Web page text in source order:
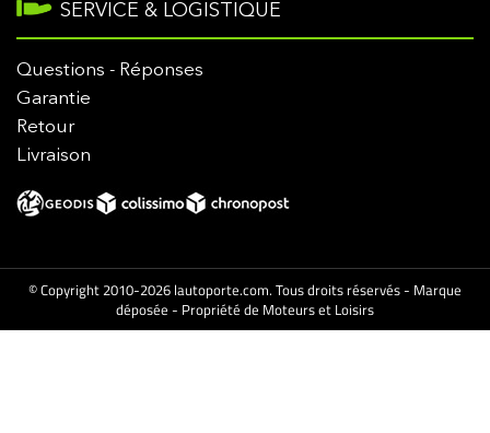
SERVICE & LOGISTIQUE
Questions - Réponses
Garantie
Retour
Livraison
© Copyright 2010-2026 lautoporte.com. Tous droits réservés - Marque
déposée - Propriété de Moteurs et Loisirs